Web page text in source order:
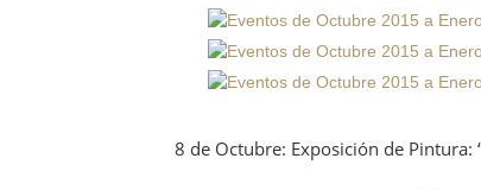
8 de Octubre: Exposición de Pintura: